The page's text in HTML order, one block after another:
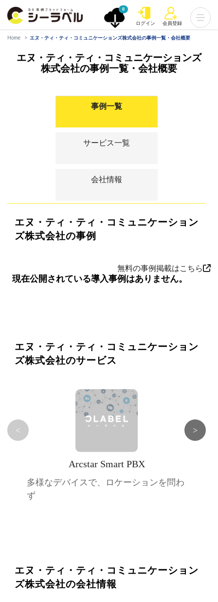
0
ログイン 会員登録
Home エヌ・ティ・ティ・コミュニケーションズ株式会社の事例一覧・会社概要
エヌ・ティ・ティ・コミュニケーションズ
株式会社の事例一覧・会社概要
事例一覧
サービス一覧
会社情報
エヌ・ティ・ティ・コミュニケーション
ズ株式会社の事例
無料の事例掲載はこちら
現在公開されている導入事例はありません。
エヌ・ティ・ティ・コミュニケーション
ズ株式会社のサービス
Arcstar Smart PBX
多様なデバイスで、ロケーションを問わ
ず
< >
エヌ・ティ・ティ・コミュニケーション
ズ株式会社の会社情報